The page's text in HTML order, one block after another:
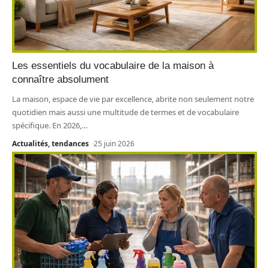
Les essentiels du vocabulaire de la maison à
connaître absolument
La maison, espace de vie par excellence, abrite non seulement notre
quotidien mais aussi une multitude de termes et de vocabulaire
spécifique. En 2026,…
Actualités, tendances 25 juin 2026